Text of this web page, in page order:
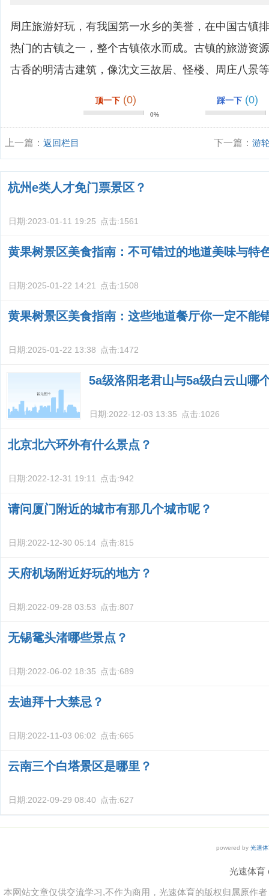
周庄旅游好玩，有我国第一水乡的美誉，在中国古镇
热门的古镇之一，整个古镇依水而成。古镇的旅游资
古香的明清古建筑，像沈文三故居、怪楼、周庄八景
顶一下 (0)
0%
踩一下 (0)
上一篇： 返回栏目 下一篇：游
杭州e类人才免门票景区？
日期:2023-01-11 19:25 点击:1561
黄果树景区美食指南：不可错过的地道美味与特
日期:2025-01-22 14:21 点击:1508
黄果树景区美食指南：这些地道餐厅你一定不能
日期:2025-01-22 13:38 点击:1472
5a级洛阳老君山与5a级白云山哪
日期:2022-12-03 13:35 点击:1026
北京北六环外有什么景点？
日期:2022-12-31 19:11 点击:942
请问厦门附近的城市有那几个城市呢？
日期:2022-12-30 05:14 点击:815
天府机场附近好玩的地方？
日期:2022-09-28 03:53 点击:807
无锡鼋头渚哪些景点？
日期:2022-06-02 18:35 点击:689
去迪拜十大禁忌？
日期:2022-11-03 06:02 点击:665
云南三个白塔景区是哪里？
日期:2022-09-29 08:40 点击:627
powered by 光速
光速体育
本网站文章仅供交流学习,不作为商用，光速体育的版权归属原作